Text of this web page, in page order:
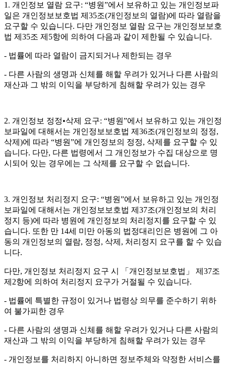
1. 개인정보 열람 요구: “병원”에서 보유하고 있는 개인정보파
일은 개인정보보호법 제35조(개인정보의 열람)에 따라 열람을
요구할 수 있습니다. 다만 개인정보 열람 요구는 개인정보보호
법 제35조 제5항에 의하여 다음과 같이 제한될 수 있습니다.
- 법률에 따라 열람이 금지되거나 제한되는 경우
- 다른 사람의 생명과 신체를 해할 우려가 있거나 다른 사람의
재산과 그 밖의 이익을 부당하게 침해할 우려가 있는 경우
2. 개인정보 정정•삭제 요구: “병원”에서 보유하고 있는 개인정
보파일에 대해서는 개인정보보호법 제36조(개인정보의 정정,
삭제)에 따라 “병원”에 개인정보의 정정, 삭제를 요구할 수 있
습니다. 다만, 다른 법령에서 그 개인정보가 수집 대상으로 명
시되어 있는 경우에는 그 삭제를 요구할 수 없습니다.
3. 개인정보 처리정지 요구: “병원”에서 보유하고 있는 개인정
보파일에 대해서는 개인정보보호법 제37조(개인정보의 처리
정지 등)에 따라 병원에 개인정보의 처리정지를 요구할 수 있
습니다. 또한 만 14세 미만 아동의 법정대리인은 병원에 그 아
동의 개인정보의 열람, 정정, 삭제, 처리정지 요구를 할 수 있습
니다.
다만, 개인정보 처리정지 요구 시 「개인정보보호법」 제37조
제2항에 의하여 처리정지 요구가 거절될 수 있습니다.
- 법률에 특별한 규정이 있거나 법령상 의무를 준수하기 위하
여 불가피한 경우
- 다른 사람의 생명과 신체를 해할 우려가 있거나 다른 사람의
재산과 그 밖의 이익을 부당하게 침해할 우려가 있는 경우
- 개인정보를 처리하지 아니하면 정보주체와 약정한 서비스를